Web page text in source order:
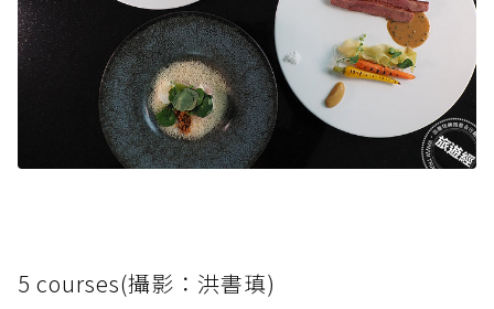
5 courses(攝影：洪書瑱)